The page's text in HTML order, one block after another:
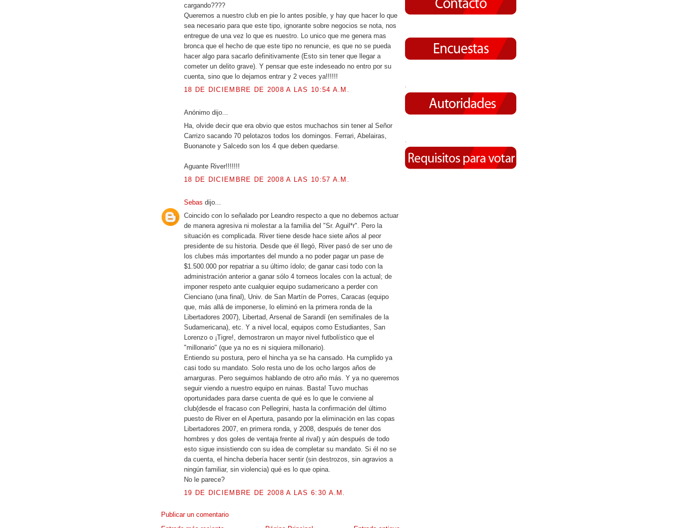
cargando????
Queremos a nuestro club en pie lo antes posible, y hay que hacer lo que
sea necesario para que este tipo, ignorante sobre negocios se nota, nos
entregue de una vez lo que es nuestro. Lo unico que me genera mas
bronca que el hecho de que este tipo no renuncie, es que no se pueda
hacer algo para sacarlo definitivamente (Esto sin tener que llegar a
cometer un delito grave). Y pensar que este indeseado no entro por su
cuenta, sino que lo dejamos entrar y 2 veces ya!!!!!!
18 DE DICIEMBRE DE 2008 A LAS 10:54 A.M.
Anónimo dijo...
Ha, olvide decir que era obvio que estos muchachos sin tener al Señor
Carrizo sacando 70 pelotazos todos los domingos. Ferrari, Abelairas,
Buonanote y Salcedo son los 4 que deben quedarse.
Aguante River!!!!!!!
18 DE DICIEMBRE DE 2008 A LAS 10:57 A.M.
Sebas dijo...
Coincido con lo señalado por Leandro respecto a que no debemos actuar
de manera agresiva ni molestar a la familia del "Sr. Aguil*r". Pero la
situación es complicada. River tiene desde hace siete años al peor
presidente de su historia. Desde que él llegó, River pasó de ser uno de
los clubes más importantes del mundo a no poder pagar un pase de
$1.500.000 por repatriar a su último ídolo; de ganar casi todo con la
administración anterior a ganar sólo 4 torneos locales con la actual; de
imponer respeto ante cualquier equipo sudamericano a perder con
Cienciano (una final), Univ. de San Martín de Porres, Caracas (equipo
que, más allá de imponerse, lo eliminó en la primera ronda de la
Libertadores 2007), Libertad, Arsenal de Sarandí (en semifinales de la
Sudamericana), etc. Y a nivel local, equipos como Estudiantes, San
Lorenzo o ¡Tigre!, demostraron un mayor nivel futbolístico que el
"millonario" (que ya no es ni siquiera millonario).
Entiendo su postura, pero el hincha ya se ha cansado. Ha cumplido ya
casi todo su mandato. Solo resta uno de los ocho largos años de
amarguras. Pero seguimos hablando de otro año más. Y ya no queremos
seguir viendo a nuestro equipo en ruinas. Basta! Tuvo muchas
oportunidades para darse cuenta de qué es lo que le conviene al
club(desde el fracaso con Pellegrini, hasta la confirmación del último
puesto de River en el Apertura, pasando por la eliminación en las copas
Libertadores 2007, en primera ronda, y 2008, después de tener dos
hombres y dos goles de ventaja frente al rival) y aún después de todo
esto sigue insistiendo con su idea de completar su mandato. Si él no se
da cuenta, el hincha debería hacer sentir (sin destrozos, sin agravios a
ningún familiar, sin violencia) qué es lo que opina.
No le parece?
19 DE DICIEMBRE DE 2008 A LAS 6:30 A.M.
Publicar un comentario